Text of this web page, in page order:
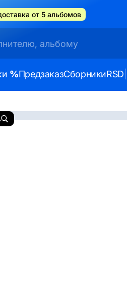
от 5 альбомов
%ПредзаказСборникиRSD